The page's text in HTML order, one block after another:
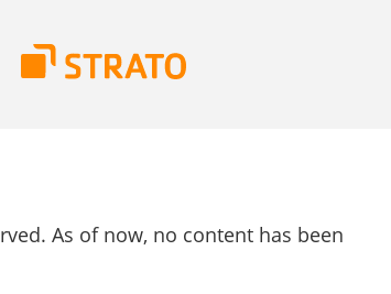
As of now, no content has been